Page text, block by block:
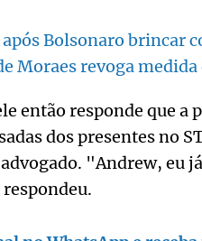
Bolsonaro brincar
Moraes revoga
então responde que
dos presentes no
"Andrew, eu